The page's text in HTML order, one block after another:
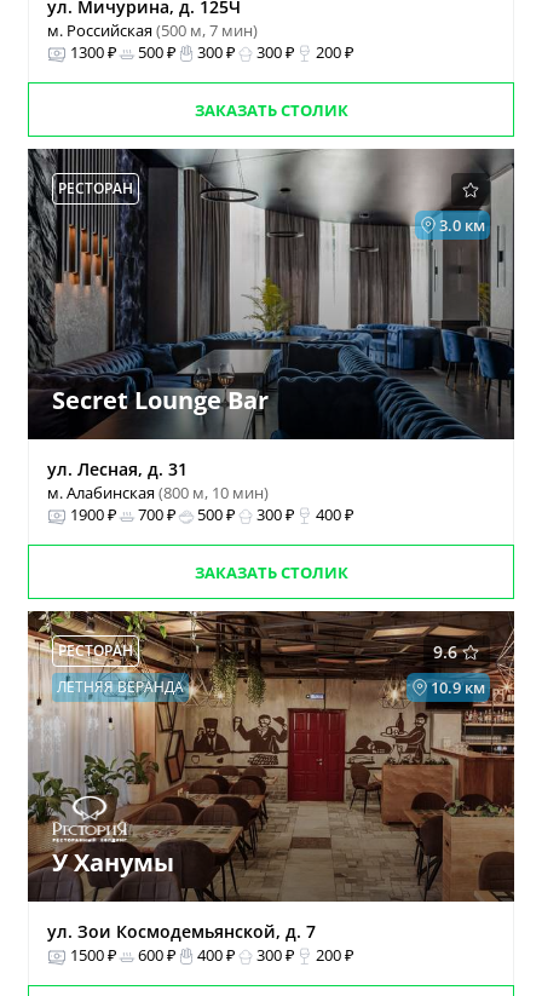
ул. Мичурина, д. 125Ч
м. Российская(500 м, 7 мин)
1300 ₽
500 ₽ 300 ₽ 300 ₽ 200 ₽
ЗАКАЗАТЬ СТОЛИК
РЕСТОРАН
3.0 км
Secret Lounge Bar
ул. Лесная, д. 31
м. Алабинская(800 м, 10 мин)
1900 ₽
700 ₽ 500 ₽ 300 ₽ 400 ₽
ЗАКАЗАТЬ СТОЛИК
9.6
РЕСТОРАН
10.9 км
ЛЕТНЯЯ ВЕРАНДА
У Ханумы
ул. Зои Космодемьянской, д. 7
1500 ₽ 600 ₽ 400 ₽ 300 ₽ 200 ₽